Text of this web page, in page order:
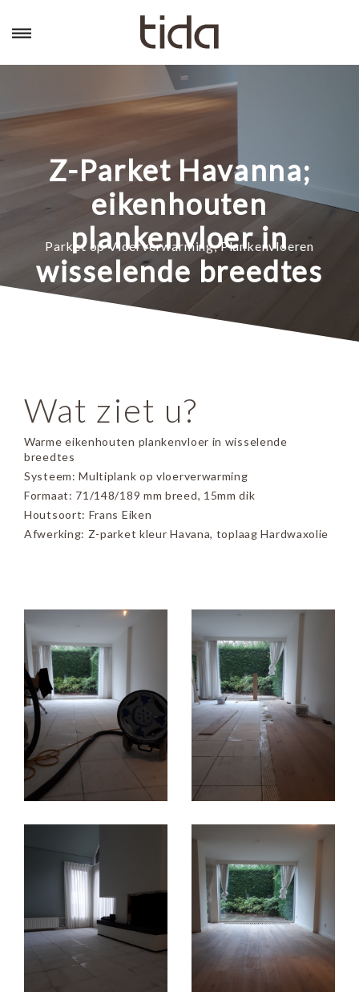
Z-Parket Havanna;
eikenhouten
plankenvloer in
wisselende breedtes
Parket op Vloerverwarming,Plankenvloeren
Wat ziet u?
Warme eikenhouten plankenvloer in wisselende
breedtes
Systeem: Multiplank op vloerverwarming
Formaat: 71/148/189 mm breed, 15mm dik
Houtsoort: Frans Eiken
Afwerking: Z-parket kleur Havana, toplaag Hardwaxolie